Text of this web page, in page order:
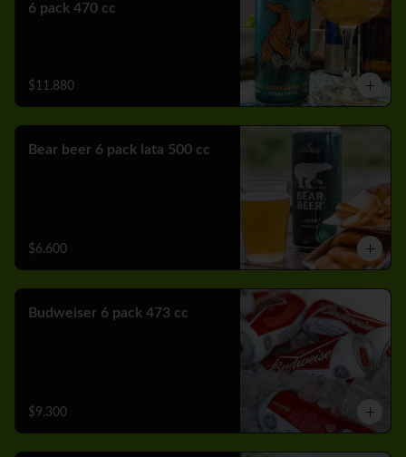
6 pack 470 cc
$11.880
Bear beer 6 pack lata 500 cc
$6.600
Budweiser 6 pack 473 cc
$9.300